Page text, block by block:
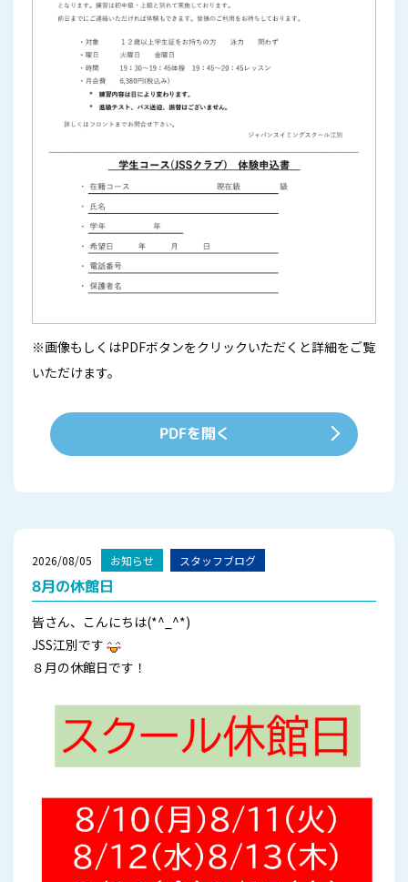
※画像もしくはPDFボタンをクリックいただくと詳細をご覧
いただけます。
PDFを開く
2026/08/05 お知らせ スタッフブログ
8月の休館日
皆さん、こんにちは(*^_^*)
JSS江別です
８月の休館日です！